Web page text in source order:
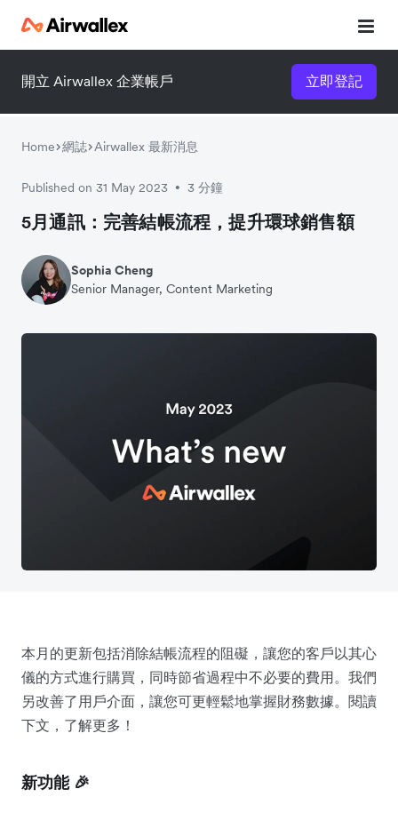
開立 Airwallex 企業帳戶 立即登記
Home 網誌 Airwallex 最新消息
Published on 31 May 2023 • 3 分鐘
5月通訊：完善結帳流程，提升環球銷售額
Sophia Cheng
Senior Manager, Content Marketing
本月的更新包括消除結帳流程的阻礙，讓您的客戶以其心
儀的方式進行購買，同時節省過程中不必要的費用。我們
另改善了用戶介面，讓您可更輕鬆地掌握財務數據。閱讀
下文，了解更多！
新功能 🎉